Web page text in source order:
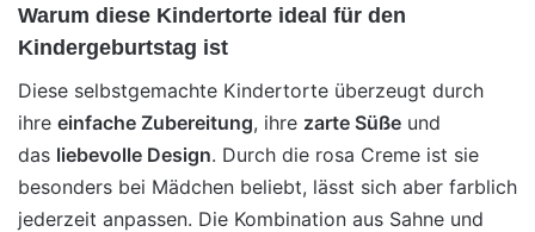
Warum diese Kindertorte ideal für den
Kindergeburtstag ist
Diese selbstgemachte Kindertorte überzeugt durch
ihre einfache Zubereitung, ihre zarte Süße und
das liebevolle Design. Durch die rosa Creme ist sie
besonders bei Mädchen beliebt, lässt sich aber farblich
jederzeit anpassen. Die Kombination aus Sahne und